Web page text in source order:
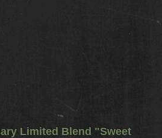
Limited Blend "Sweet